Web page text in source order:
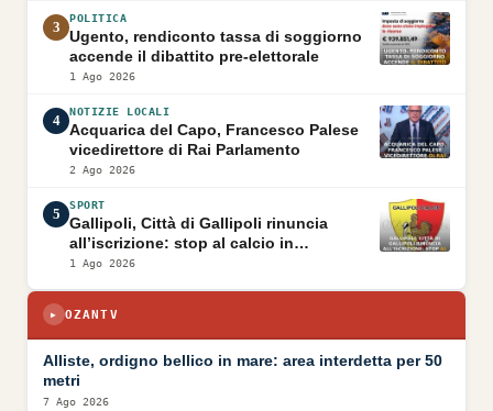
3
POLITICA
Ugento, rendiconto tassa di soggiorno
accende il dibattito pre-elettorale
1 Ago 2026
4
NOTIZIE LOCALI
Acquarica del Capo, Francesco Palese
vicedirettore di Rai Parlamento
2 Ago 2026
5
SPORT
Gallipoli, Città di Gallipoli rinuncia
all’iscrizione: stop al calcio in
Promozione
1 Ago 2026
▶ OZANTV
▶
Alliste, ordigno bellico in mare: area interdetta per 50
metri
7 Ago 2026